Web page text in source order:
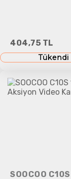
404,75 TL
Tükendi
SOOCOO